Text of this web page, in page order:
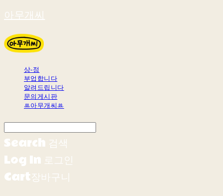
아무개씨
상-점
부업합니다
알려드립니다
문의게시판
ꔛ아무개씨ꔛ
Search 검색
Log In 로그인
Cart장바구니